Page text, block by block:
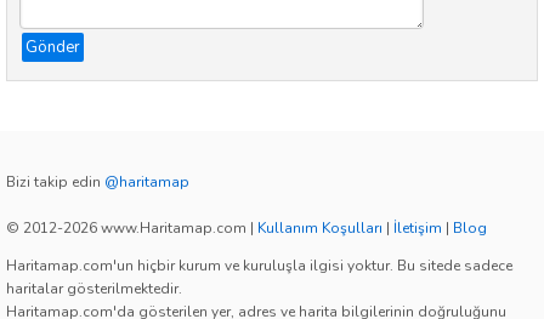
Gönder
Bizi takip edin @haritamap
© 2012-2026 www.Haritamap.com | Kullanım Koşulları | İletişim | Blog
Haritamap.com'un hiçbir kurum ve kuruluşla ilgisi yoktur. Bu sitede sadece
haritalar gösterilmektedir.
Haritamap.com'da gösterilen yer, adres ve harita bilgilerinin doğruluğunu